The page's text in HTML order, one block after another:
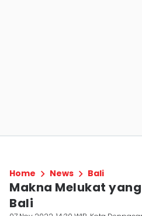
Home News Bali
Makna Melukat
Bali